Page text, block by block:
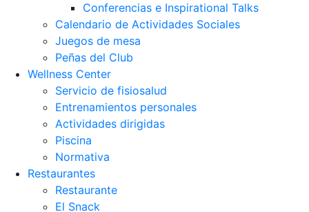
Conferencias e Inspirational Talks
Calendario de Actividades Sociales
Juegos de mesa
Peñas del Club
Wellness Center
Servicio de fisiosalud
Entrenamientos personales
Actividades dirigidas
Piscina
Normativa
Restaurantes
Restaurante
El Snack